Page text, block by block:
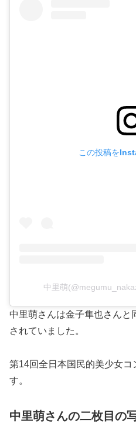
この投稿を
中里萌
中里萌さんは金子隼也さん
されていました。
第14回全日本国民的美少女
す。
中里萌さんの二枚目の